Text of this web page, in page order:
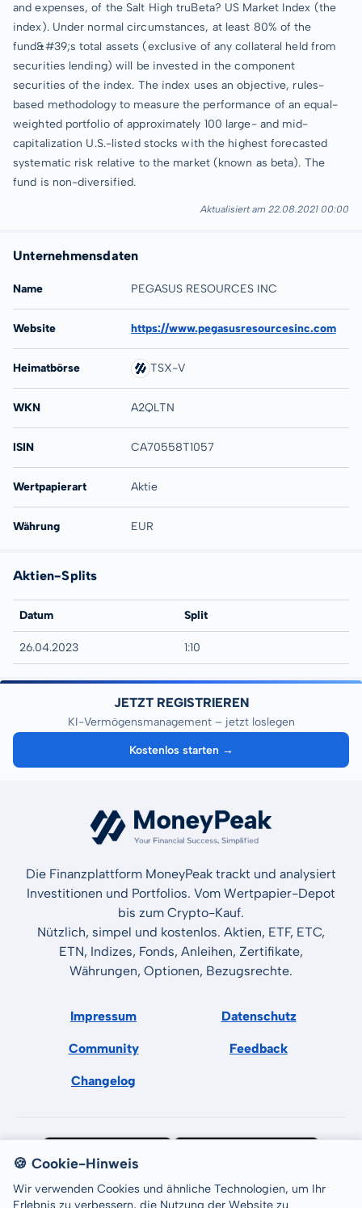
and expenses, of the Salt High truBeta? US Market Index (the
index). Under normal circumstances, at least 80% of the
fund&#39;s total assets (exclusive of any collateral held from
securities lending) will be invested in the component
securities of the index. The index uses an objective, rules-
based methodology to measure the performance of an equal-
weighted portfolio of approximately 100 large- and mid-
capitalization U.S.-listed stocks with the highest forecasted
systematic risk relative to the market (known as beta). The
fund is non-diversified.
Aktualisiert am 22.08.2021 00:00
Unternehmensdaten
Name PEGASUS RESOURCES INC
Website https://www.pegasusresourcesinc.com
Heimatbörse TSX-V
WKN A2QLTN
ISIN CA70558T1057
Wertpapierart Aktie
Währung EUR
Aktien-Splits
Datum Split
26.04.2023 1:10
JETZT REGISTRIEREN
KI-Vermögensmanagement – jetzt loslegen
Kostenlos starten →
Die Finanzplattform MoneyPeak trackt und analysiert
Investitionen und Portfolios. Vom Wertpapier-Depot
bis zum Crypto-Kauf.
Nützlich, simpel und kostenlos. Aktien, ETF, ETC,
ETN, Indizes, Fonds, Anleihen, Zertifikate,
Währungen, Optionen, Bezugsrechte.
Impressum Datenschutz
Community Feedback
Changelog
🍪 Cookie-Hinweis
Wir verwenden Cookies und ähnliche Technologien, um Ihr
Erlebnis zu verbessern, die Nutzung der Website zu